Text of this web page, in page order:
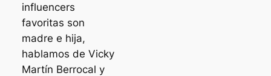
influencers
favoritas son
madre e hija,
hablamos de Vicky
Martín Berrocal y